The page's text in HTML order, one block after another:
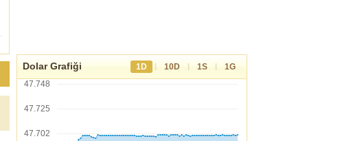
Dolar Grafiği 1D | 10D | 1S |
1G
47.748
47.725
47.702